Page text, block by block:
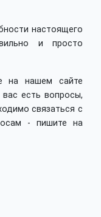
настоящего
и просто
на нашем сайте
есть вопросы,
связаться с
- пишите на